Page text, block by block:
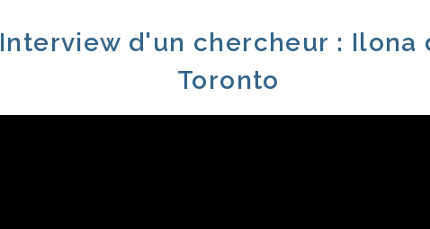
Interview d'un chercheur : Ilona
Toronto